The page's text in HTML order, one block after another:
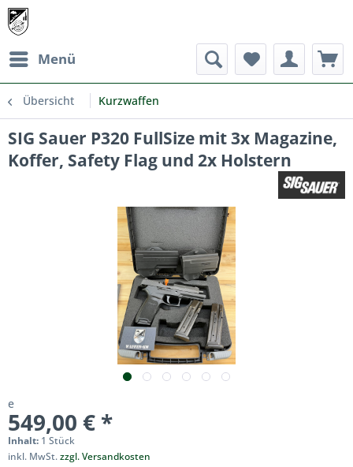
Menü
Übersicht Kurzwaffen
SIG Sauer P320 FullSize mit 3x Magazine,
Koffer, Safety Flag und 2x Holstern
e
549,00 € *
Inhalt: 1 Stück
inkl. MwSt.zzgl. Versandkosten